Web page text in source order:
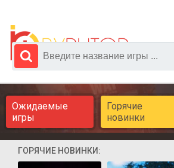
Ожидаемые
игры
Горячие
новинки
ГОРЯЧИЕ НОВИНКИ: